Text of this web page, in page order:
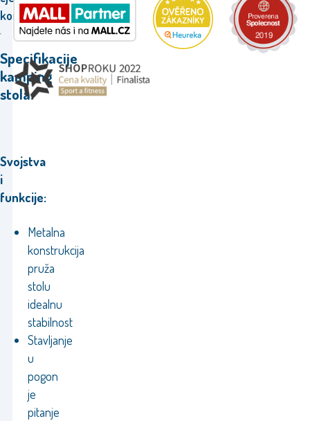
korištenje.
Specifikacije
kamping
stola.
Svojstva
i
funkcije:
Metalna
konstrukcija
pruža
stolu
idealnu
stabilnost
Stavljanje
u
pogon
je
pitanje